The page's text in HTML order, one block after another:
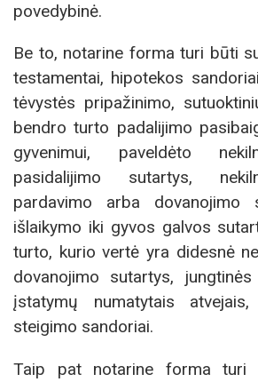
povedybinė.
Be to, notarine forma turi būti
testamentai, hipotekos
tėvystės pripažinimo,
bendro turto padalijimo
gyvenimui, paveldėto
pasidalijimo sutartys,
pardavimo arba dovanojimo
išlaikymo iki gyvos galvos
turto, kurio vertė yra didesnė
dovanojimo sutartys,
įstatymų numatytais
steigimo sandoriai.
Taip pat notarine forma turi